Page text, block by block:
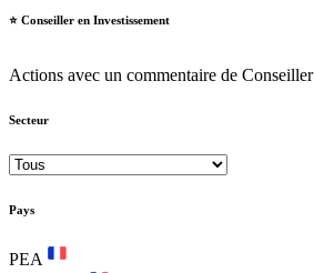
⭐️ Conseiller en Investissement
Actions avec un commentaire de Conseiller
Secteur
Pays
PEA